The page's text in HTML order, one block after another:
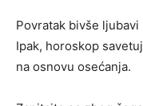
Povratak bivše
Ipak, horoskop
na osnovu osećanja.